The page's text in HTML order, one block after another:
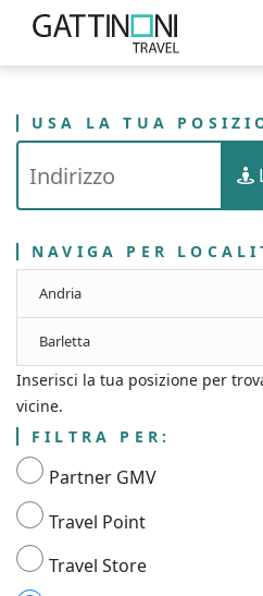
GATTINONI TRAVEL - PROVINCIA DI
USA LA TUA
NAVIGA PER
Andria
Barletta
Inserisci la tua posizione per
vicine.
FILTRA PER:
Partner GMV
Travel Point
Travel Store